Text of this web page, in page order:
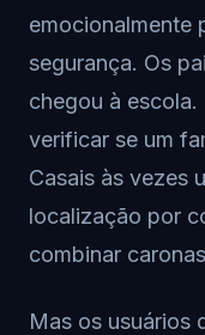
emocionalmente
segurança. Os
chegou à
verificar se um
Casais às vezes
localização por
combinar
Mas os usuários